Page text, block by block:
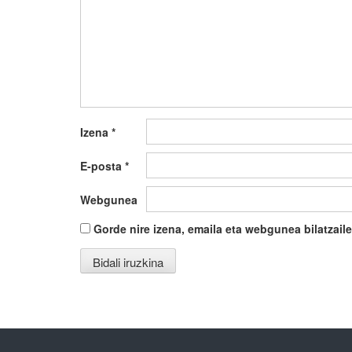
Izena *
E-posta *
Webgunea
Gorde nire izena, emaila eta webgunea